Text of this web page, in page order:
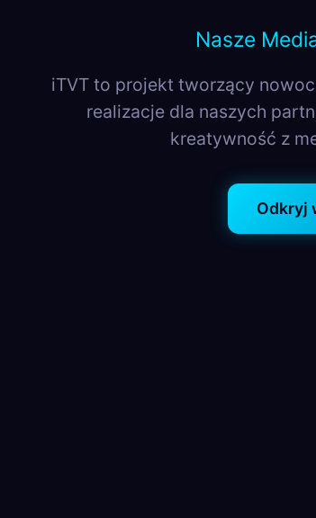
Nasze
iTVT to projekt tworzący
realizacje dla naszych
kreatywność z
Odkryj